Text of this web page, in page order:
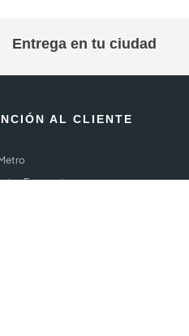
Entrega en tu ciudad
AL CLIENTE
Frecuentes